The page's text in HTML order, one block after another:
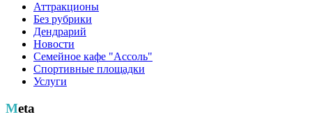
Аттракционы
Без рубрики
Дендрарий
Новости
Семейное кафе "Ассоль"
Спортивные площадки
Услуги
Meta